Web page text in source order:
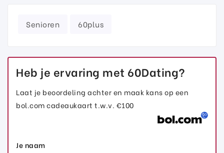
Senioren 60plus
Heb je ervaring met 60Dating?
Laat je beoordeling achter en maak kans op een
bol.com cadeaukaart t.w.v. €100
Je naam